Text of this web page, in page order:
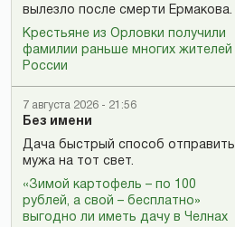
вылезло после смерти Ермакова.
Крестьяне из Орловки получили
фамилии раньше многих жителей
России
7 августа 2026 - 21:56
Без имени
Дача быстрый способ отправить
мужа на тот свет.
«Зимой картофель – по 100
рублей, а свой – бесплатно»
выгодно ли иметь дачу в Челнах